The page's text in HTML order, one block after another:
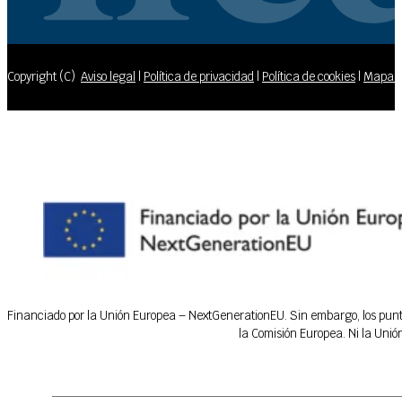
Copyright (C) Aviso legal Política de privacidad Política de cookies Mapa
Financiado por la Unión Europea – NextGenerationEU. Sin embargo, los
la Comisión Europea. Ni la